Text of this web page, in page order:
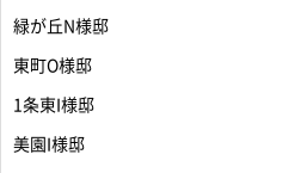
緑が丘N様邸
東町O様邸
1条東I様邸
美園I様邸